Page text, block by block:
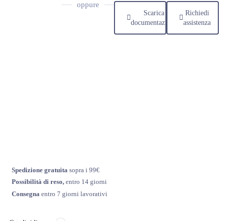
oppure
Scarica
documentazione
Richiedi
assistenza
Spedizione gratuita sopra i 99€
Possibilità di reso, entro 14 giorni
Consegna entro 7 giorni lavorativi